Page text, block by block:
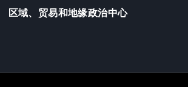
区域、贸易和地缘政治中心